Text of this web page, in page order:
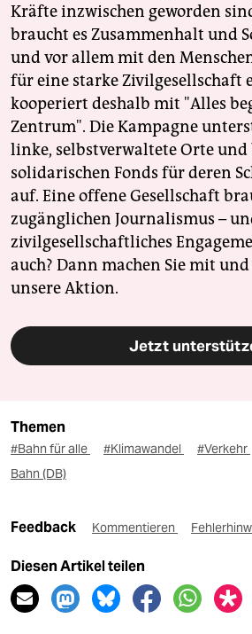
Kräfte inzwischen geworden
braucht es Zusammenhalt und
und vor allem mit den
für eine starke Zivilgesellschaft
kooperiert deshalb mit "Alles
Zentrum". Die Kampagne
linke, selbstverwaltete Orte und
solidarischen Fonds für deren
auf. Eine offene Gesellschaft
zugänglichen Journalismus –
zivilgesellschaftliches
auch? Dann machen Sie mit
unsere Aktion.
Jetzt
Themen
#Bahn für alle #Klimawandel #Verkehr
Bahn (DB)
Feedback Kommentieren
Diesen Artikel teilen